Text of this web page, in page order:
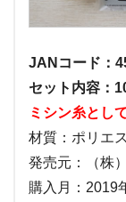
JANコード：
セット内容：
ミシン糸とし
材質：ポリエ
発売元：（株
購入月：2019